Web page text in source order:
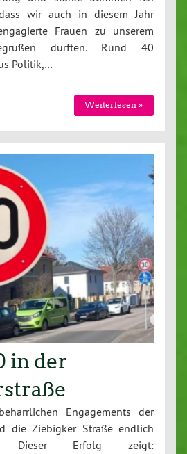
wir auch in diesem Jahr
Frauen zu unserem
durften. Rund 40
Politik,…
Weiterlesen »
in der
Engagements der
die Ziebigker Straße endlich
Dieser Erfolg zeigt: